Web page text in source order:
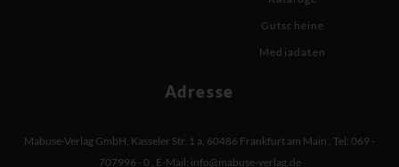
Gutscheine
Mediadaten
Adresse
Mabuse-Verlag GmbH, Kasseler Str. 1 a, 60486 Frankfurt am Main , Tel: 069 -
707996 - 0 , E-Mail: info@mabuse-verlag.de